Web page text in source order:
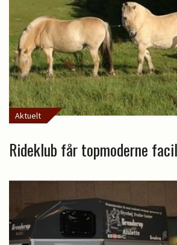
Aktuelt
Rideklub får topmoderne